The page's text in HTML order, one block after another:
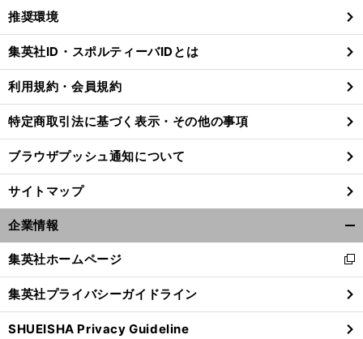
閉
る
推奨環境
集英社ID・スポルティーバIDとは
利用規約・会員規約
特定商取引法に基づく表示・その他の事項
ブラウザプッシュ通知について
サイトマップ
企業情報
閉
る
集英社ホームページ
新
し
い
ウ
ィ
集英社プライバシーガイドライン
SHUEISHA Privacy Guideline